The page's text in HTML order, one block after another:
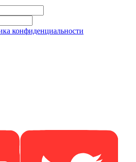
конфиденциальности